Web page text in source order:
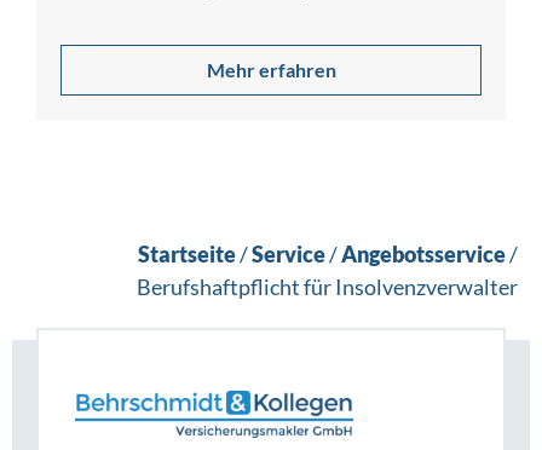
Mehr erfahren
Startseite/Service/Angebotsservice/
Berufshaftpflicht für Insolvenzverwalter